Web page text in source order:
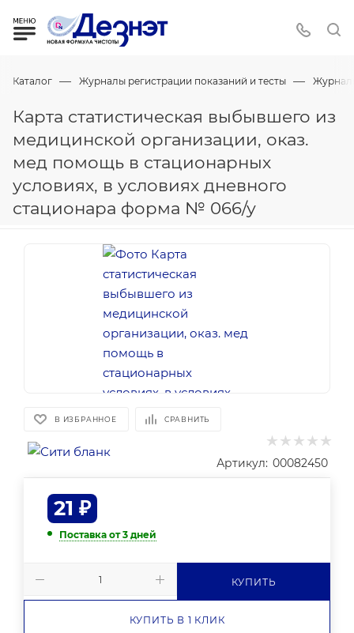
Каталог — Журналы регистрации показаний и тесты —
Карта статистическая выбывшего из
медицинской организации, оказ.
мед помощь в стационарных
условиях, в условиях дневного
стационара форма № 066/у
В ИЗБРАННОЕ СРАВНИТЬ
Артикул: 00082450
21 ₽
Поставка от 3 дней
КУПИТЬ
КУПИТЬ В 1 КЛИК